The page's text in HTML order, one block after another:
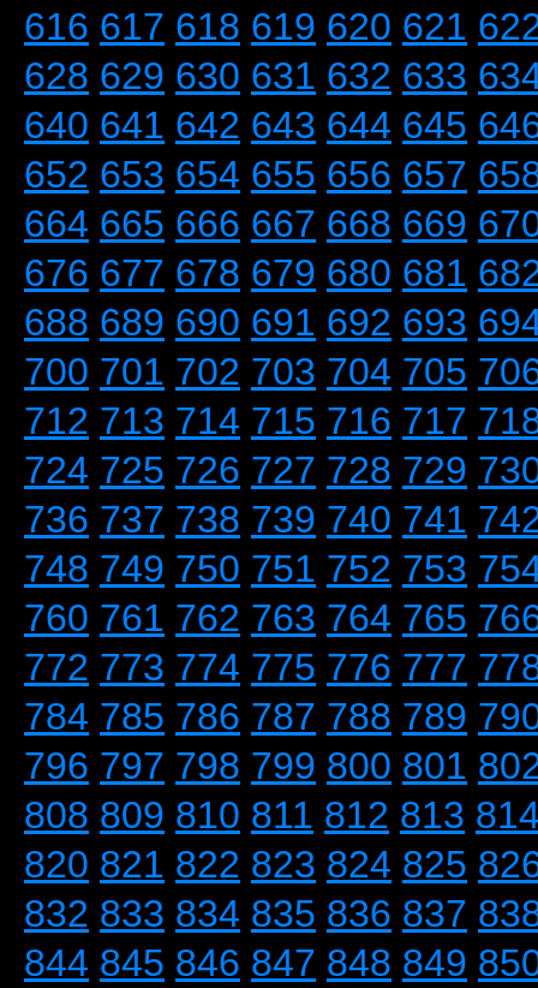
616 617 618 619 620 621
628 629 630 631 632 633
640 641 642 643 644 645
652 653 654 655 656 657
664 665 666 667 668 669
676 677 678 679 680 681
688 689 690 691 692 693
700 701 702 703 704 705
712 713 714 715 716 717
724 725 726 727 728 729
736 737 738 739 740 741
748 749 750 751 752 753
760 761 762 763 764 765
772 773 774 775 776 777
784 785 786 787 788 789
796 797 798 799 800 801
808 809 810 811 812 813
820 821 822 823 824 825
832 833 834 835 836 837
844 845 846 847 848 849